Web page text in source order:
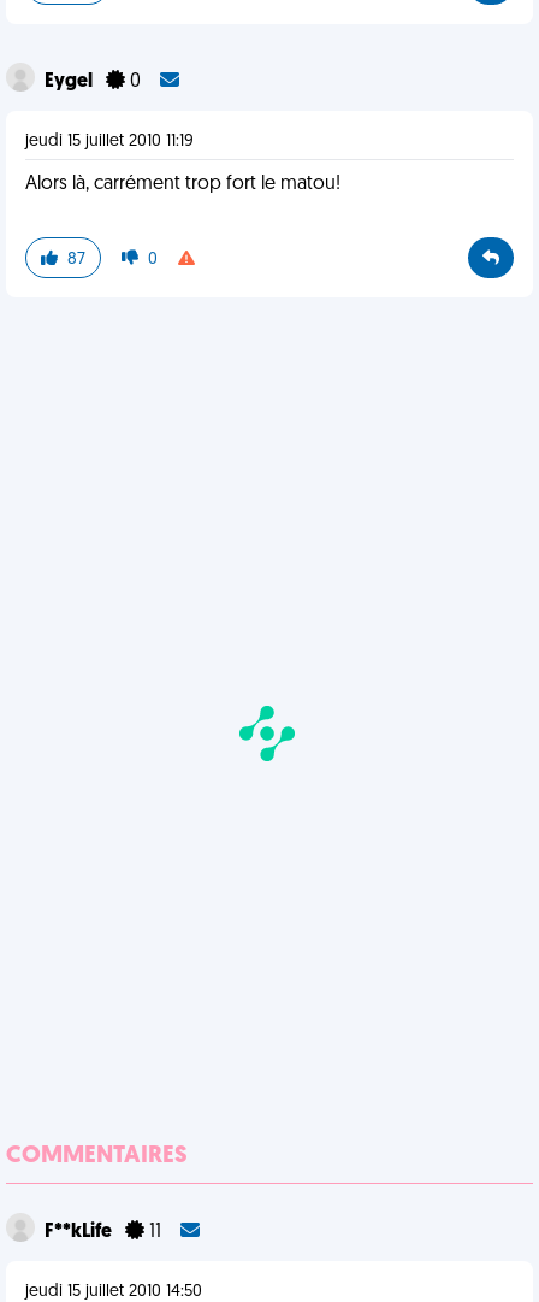
Eygel 0
jeudi 15 juillet 2010 11:19
Alors là, carrément trop fort le matou!
87 0
COMMENTAIRES
F**kLife
jeudi 15 juillet 2010 14:50